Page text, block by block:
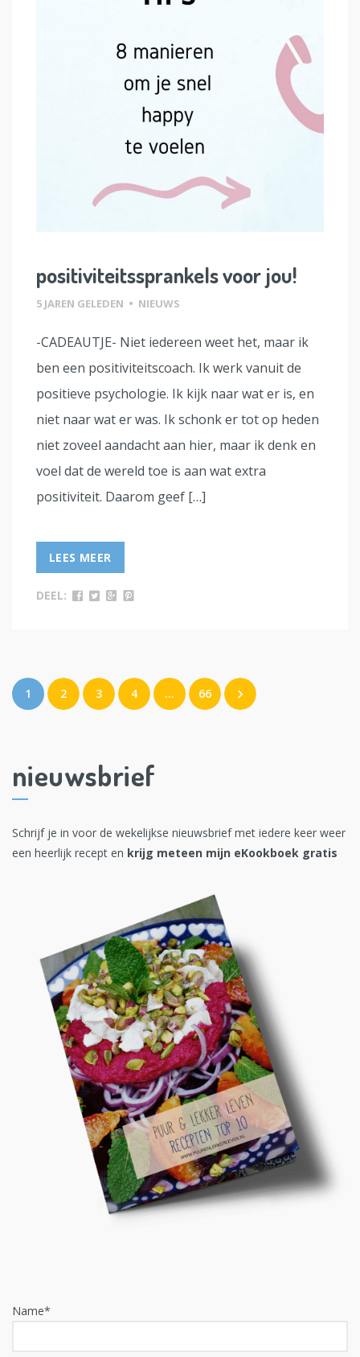
positiviteitssprankels voor jou!
5 JAREN GELEDEN • NIEUWS
-CADEAUTJE- Niet iedereen weet het, maar ik
ben een positiviteitscoach. Ik werk vanuit de
positieve psychologie. Ik kijk naar wat er is, en
niet naar wat er was. Ik schonk er tot op heden
niet zoveel aandacht aan hier, maar ik denk en
voel dat de wereld toe is aan wat extra
positiviteit. Daarom geef […]
LEES MEER
DEEL:
1 2 3 4 … 66
nieuwsbrief
Schrijf je in voor de wekelijkse nieuwsbrief met iedere keer weer
een heerlijk recept en krijg meteen mijn eKookboek gratis
Name*